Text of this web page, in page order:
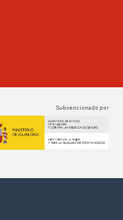
Subvencionado por